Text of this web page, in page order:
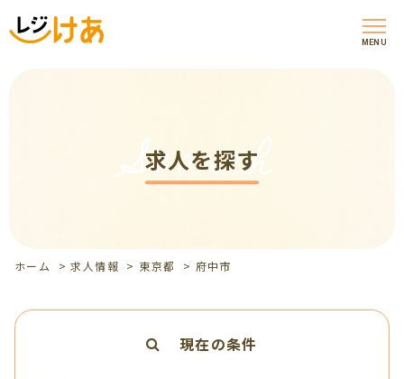
MENU
求人を探す
Search
ホーム >求人情報 > 東京都 > 府中市
現在の条件